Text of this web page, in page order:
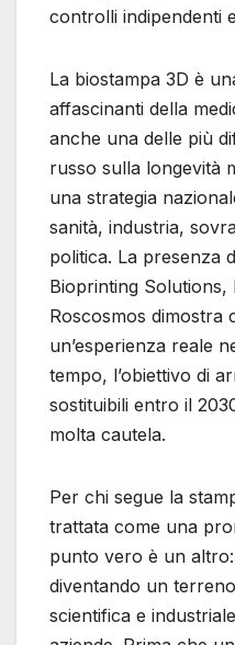
controlli indipendenti
La biostampa 3D è
affascinanti della
anche una delle più
russo sulla longevità
una strategia
sanità, industria,
politica. La presenza
Bioprinting Solutions,
Roscosmos dimostra
un’esperienza reale
tempo, l’obiettivo di
sostituibili entro il
molta cautela.
Per chi segue la
trattata come una
punto vero è un
diventando un
scientifica e